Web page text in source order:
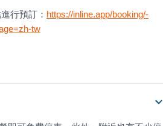
行預訂： https://inline.app/booking/-
tw